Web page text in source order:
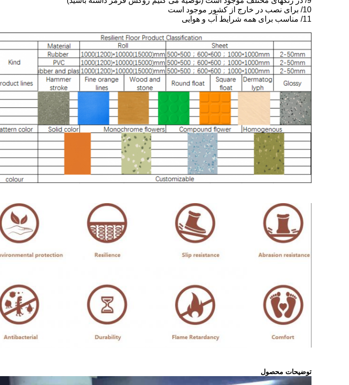
10/ برای نصب در خارج از کشور موجود است
11/ مناسب برای همه شرایط آب و هوایی
توضیحات محصول